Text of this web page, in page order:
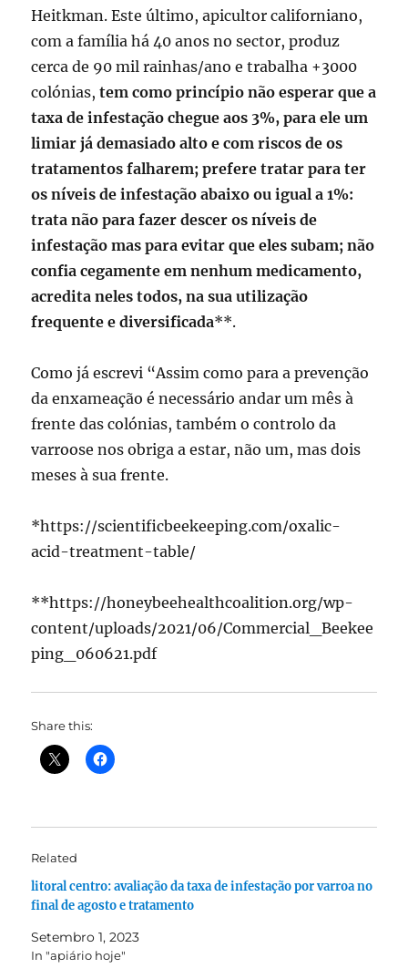
Heitkman. Este último, apicultor californiano,
com a família há 40 anos no sector, produz
cerca de 90 mil rainhas/ano e trabalha +3000
colónias,tem como princípio não esperar que a
taxa de infestação chegue aos 3%, para ele um
limiar já demasiado alto e com riscos de os
tratamentos falharem; prefere tratar para ter
os níveis de infestação abaixo ou igual a 1%:
trata não para fazer descer os níveis de
infestação mas para evitar que eles subam; não
confia cegamente em nenhum medicamento,
acredita neles todos, na sua utilização
frequente e diversificada**.
Como já escrevi “Assim como para a prevenção
da enxameação é necessário andar um mês à
frente das colónias, também o controlo da
varroose nos obriga a estar, não um, mas dois
meses à sua frente.
*https://scientificbeekeeping.com/oxalic-
acid-treatment-table/
**https://honeybeehealthcoalition.org/wp-
content/uploads/2021/06/Commercial_Beekee
ping_060621.pdf
Share this:
Related
litoral centro: avaliação da taxa de infestação por varroa no
final de agosto e tratamento
Setembro 1, 2023
In "apiário hoje"